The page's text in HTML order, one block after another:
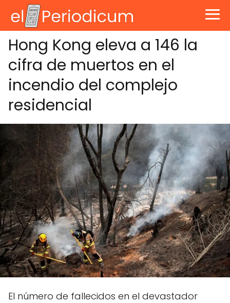
Hong Kong eleva a 146 la
cifra de muertos en el
incendio del complejo
residencial
El número de fallecidos en el devastador